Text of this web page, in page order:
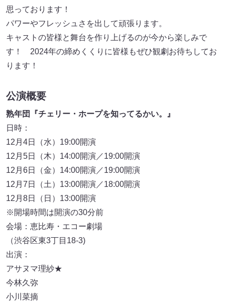
思っております！
パワーやフレッシュさを出して頑張ります。
キャストの皆様と舞台を作り上げるのが今から楽しみで
す！ 2024年の締めくくりに皆様もぜひ観劇お待ちしてお
ります！
公演概要
熟年団『チェリー・ホープを知ってるかい。』
日時：
12月4日（水）19:00開演
12月5日（木）14:00開演／19:00開演
12月6日（金）14:00開演／19:00開演
12月7日（土）13:00開演／18:00開演
12月8日（日）13:00開演
※開場時間は開演の30分前
会場：恵比寿・エコー劇場
（渋谷区東3丁目18-3)
出演：
アサヌマ理紗★
今林久弥
小川菜摘